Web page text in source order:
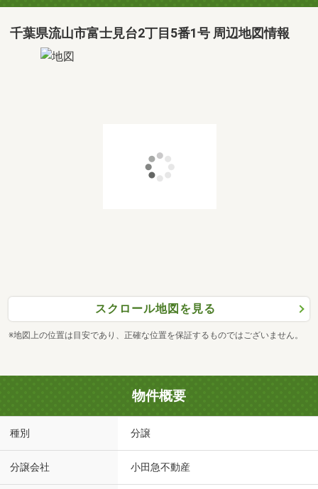
千葉県流山市富士見台2丁目5番1号 周辺地図情報
スクロール地図を見る
※地図上の位置は目安であり、正確な位置を保証するものではございません。
物件概要
種別 分譲
分譲会社 小田急不動産